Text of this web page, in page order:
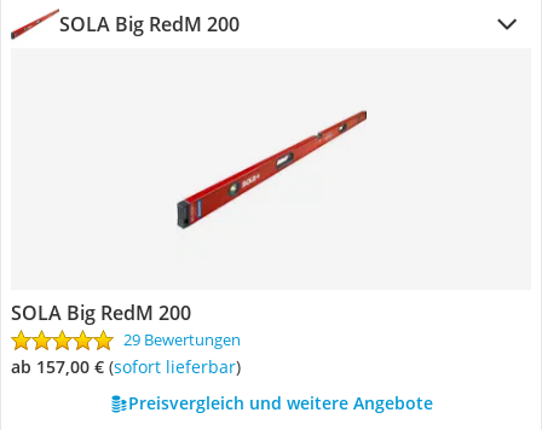
SOLA Big RedM 200
SOLA Big RedM 200
29 Bewertungen
ab 157,00 € ( Sofort lieferbar)
Preisvergleich und weitere Angebote